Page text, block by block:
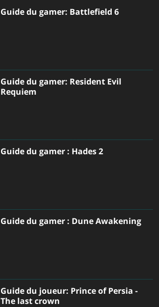
Guide du gamer: Battlefield 6
Guide du gamer: Resident Evil
Requiem
Guide du gamer : Hades 2
Guide du gamer : Dune Awakening
Guide du joueur: Prince of Persia -
The last crown